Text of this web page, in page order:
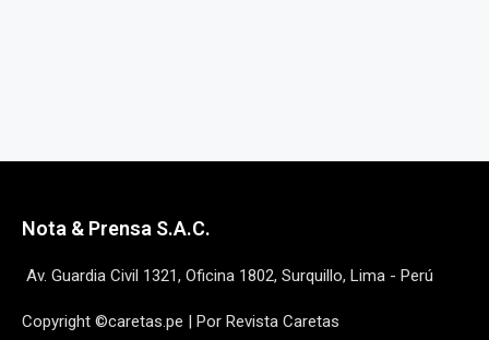
Nota & Prensa S.A.C.
Av. Guardia Civil 1321, Oficina 1802, Surquillo, Lima - Perú
Copyright ©caretas.pe | Por Revista Caretas